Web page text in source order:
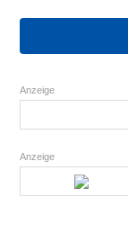
Anzeige
Anzeige